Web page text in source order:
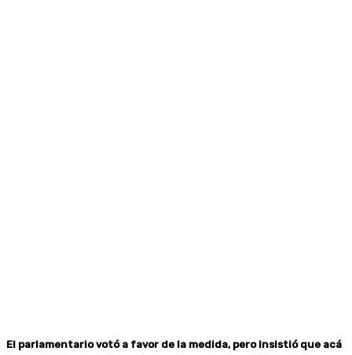
El parlamentario votó a favor de la medida, pero insistió que acá